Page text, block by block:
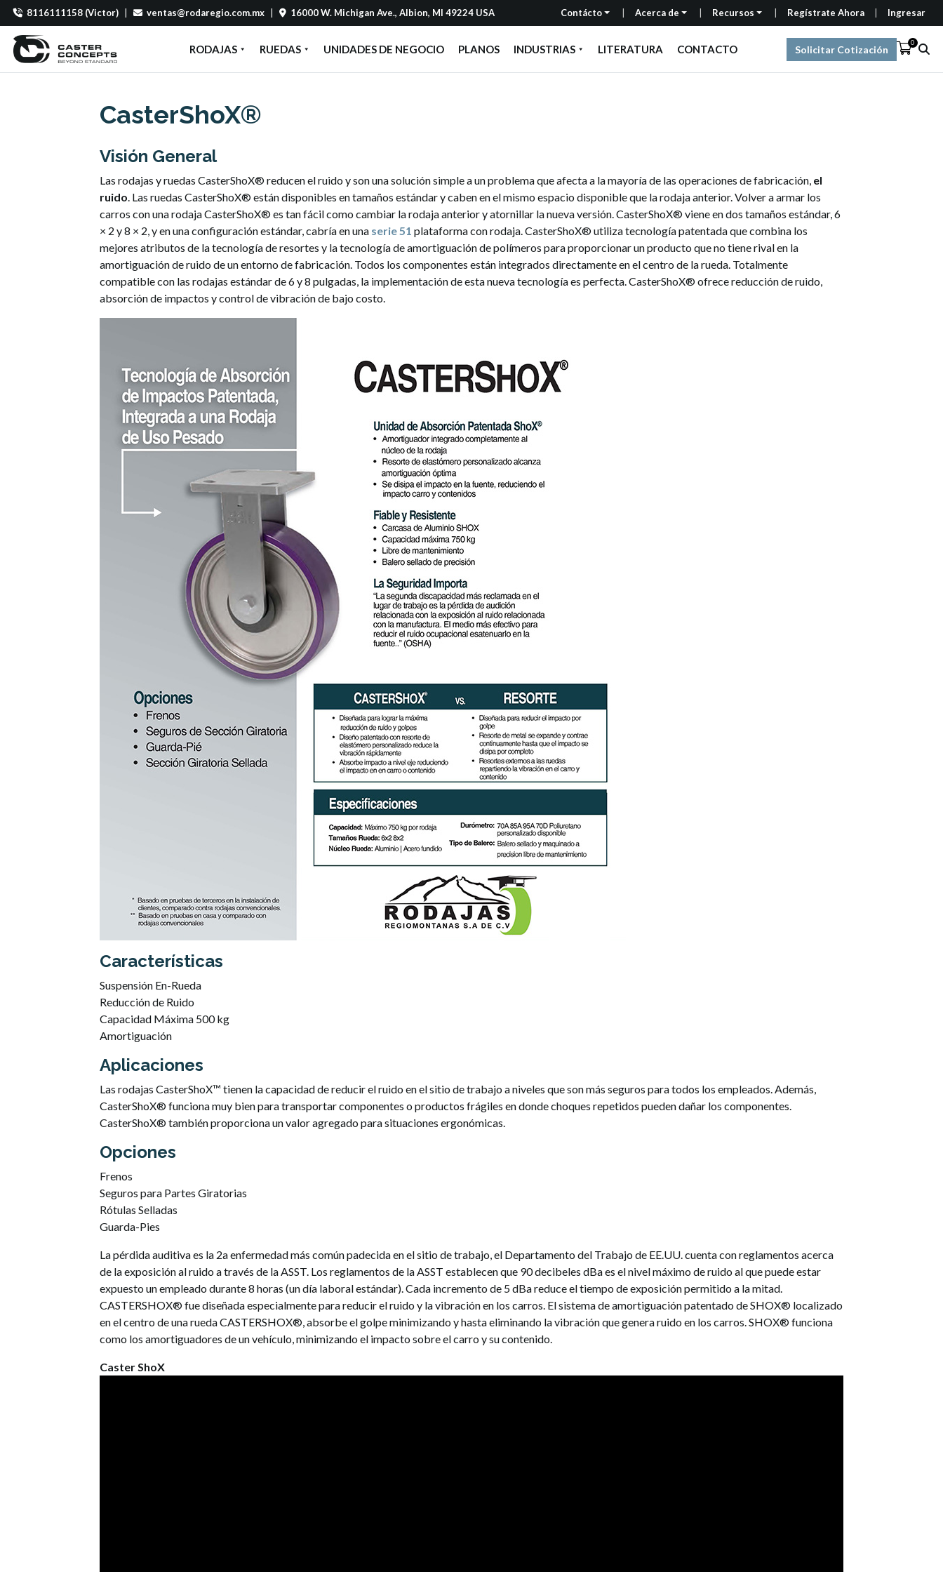
8116111158 (Victor) ventas@rodaregio.com.mx 16000 W. Michigan Ave., Albion, MI 49224 USA Contácto Acerca de Recursos Regístrate Ahora Ingresar
RODAJAS RUEDAS UNIDADES DE NEGOCIO PLANOS INDUSTRIAS LITERATURA CONTACTO Solicitar Cotización
0
CasterShoX®
Visión General
Las rodajas y ruedas CasterShoX® reducen el ruido y son una solución simple a un problema que afecta a la mayoría de las operaciones de fabricación, el
ruido. Las ruedas CasterShoX® están disponibles en tamaños estándar y caben en el mismo espacio disponible que la rodaja anterior. Volver a armar los
carros con una rodaja CasterShoX® es tan fácil como cambiar la rodaja anterior y atornillar la nueva versión. CasterShoX® viene en dos tamaños estándar, 6
× 2 y 8 × 2, y en una configuración estándar, cabría en una serie 51 plataforma con rodaja. CasterShoX® utiliza tecnología patentada que combina los
mejores atributos de la tecnología de resortes y la tecnología de amortiguación de polímeros para proporcionar un producto que no tiene rival en la
amortiguación de ruido de un entorno de fabricación. Todos los componentes están integrados directamente en el centro de la rueda. Totalmente
compatible con las rodajas estándar de 6 y 8 pulgadas, la implementación de esta nueva tecnología es perfecta. CasterShoX® ofrece reducción de ruido,
absorción de impactos y control de vibración de bajo costo.
Características
Suspensión En-Rueda
Reducción de Ruido
Capacidad Máxima 500 kg
Amortiguación
Aplicaciones
Las rodajas CasterShoX™ tienen la capacidad de reducir el ruido en el sitio de trabajo a niveles que son más seguros para todos los empleados. Además,
CasterShoX® funciona muy bien para transportar componentes o productos frágiles en donde choques repetidos pueden dañar los componentes.
CasterShoX® también proporciona un valor agregado para situaciones ergonómicas.
Opciones
Frenos
Seguros para Partes Giratorias
Rótulas Selladas
Guarda-Pies
La pérdida auditiva es la 2a enfermedad más común padecida en el sitio de trabajo, el Departamento del Trabajo de EE.UU. cuenta con reglamentos acerca
de la exposición al ruido a través de la ASST. Los reglamentos de la ASST establecen que 90 decibeles dBa es el nivel máximo de ruido al que puede estar
expuesto un empleado durante 8 horas (un día laboral estándar). Cada incremento de 5 dBa reduce el tiempo de exposición permitido a la mitad.
CASTERSHOX® fue diseñada especialmente para reducir el ruido y la vibración en los carros. El sistema de amortiguación patentado de SHOX® localizado
en el centro de una rueda CASTERSHOX®, absorbe el golpe minimizando y hasta eliminando la vibración que genera ruido en los carros. SHOX® funciona
como los amortiguadores de un vehículo, minimizando el impacto sobre el carro y su contenido.
Caster ShoX